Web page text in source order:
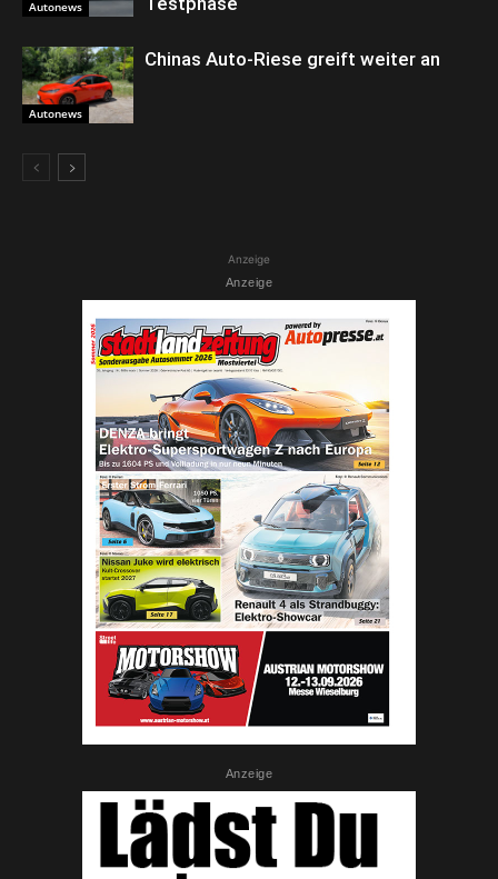
Autonews
Autonews
Chinas Auto-Riese greift weiter an
Anzeige
Anzeige
Anzeige